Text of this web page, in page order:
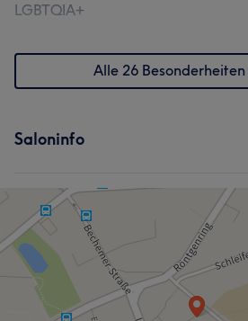
LGBTQIA+
Alle 26
Saloninfo